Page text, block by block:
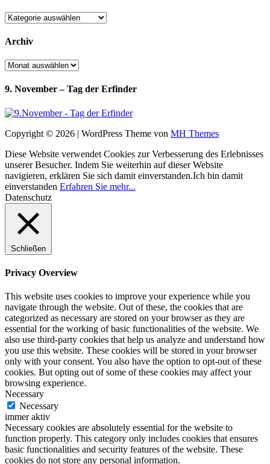
Kategorien
Archiv
Archiv
9. November – Tag der Erfinder
Copyright © 2026 | WordPress Theme von MH Themes
Diese Website verwendet Cookies zur Verbesserung des Erlebnisses
unserer Besucher. Indem Sie weiterhin auf dieser Website
navigieren, erklären Sie sich damit einverstanden.Ich bin damit
einverstanden Erfahren Sie mehr...
Datenschutz
Schließen
Privacy Overview
This website uses cookies to improve your experience while you
navigate through the website. Out of these, the cookies that are
categorized as necessary are stored on your browser as they are
essential for the working of basic functionalities of the website. We
also use third-party cookies that help us analyze and understand how
you use this website. These cookies will be stored in your browser
only with your consent. You also have the option to opt-out of these
cookies. But opting out of some of these cookies may affect your
browsing experience.
Necessary
Necessary
immer aktiv
Necessary cookies are absolutely essential for the website to
function properly. This category only includes cookies that ensures
basic functionalities and security features of the website. These
cookies do not store any personal information.